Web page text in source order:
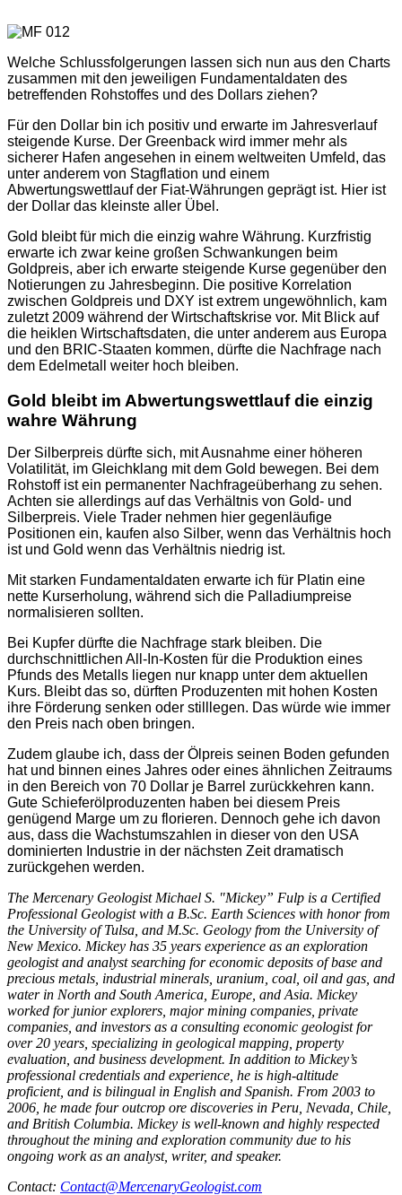
Welche Schlussfolgerungen lassen sich nun aus den Charts
zusammen mit den jeweiligen Fundamentaldaten des
betreffenden Rohstoffes und des Dollars ziehen?
Für den Dollar bin ich positiv und erwarte im Jahresverlauf
steigende Kurse. Der Greenback wird immer mehr als
sicherer Hafen angesehen in einem weltweiten Umfeld, das
unter anderem von Stagflation und einem
Abwertungswettlauf der Fiat-Währungen geprägt ist. Hier ist
der Dollar das kleinste aller Übel.
Gold bleibt für mich die einzig wahre Währung. Kurzfristig
erwarte ich zwar keine großen Schwankungen beim
Goldpreis, aber ich erwarte steigende Kurse gegenüber den
Notierungen zu Jahresbeginn. Die positive Korrelation
zwischen Goldpreis und DXY ist extrem ungewöhnlich, kam
zuletzt 2009 während der Wirtschaftskrise vor. Mit Blick auf
die heiklen Wirtschaftsdaten, die unter anderem aus Europa
und den BRIC-Staaten kommen, dürfte die Nachfrage nach
dem Edelmetall weiter hoch bleiben.
Gold bleibt im Abwertungswettlauf die einzig
wahre Währung
Der Silberpreis dürfte sich, mit Ausnahme einer höheren
Volatilität, im Gleichklang mit dem Gold bewegen. Bei dem
Rohstoff ist ein permanenter Nachfrageüberhang zu sehen.
Achten sie allerdings auf das Verhältnis von Gold- und
Silberpreis. Viele Trader nehmen hier gegenläufige
Positionen ein, kaufen also Silber, wenn das Verhältnis hoch
ist und Gold wenn das Verhältnis niedrig ist.
Mit starken Fundamentaldaten erwarte ich für Platin eine
nette Kurserholung, während sich die Palladiumpreise
normalisieren sollten.
Bei Kupfer dürfte die Nachfrage stark bleiben. Die
durchschnittlichen All-In-Kosten für die Produktion eines
Pfunds des Metalls liegen nur knapp unter dem aktuellen
Kurs. Bleibt das so, dürften Produzenten mit hohen Kosten
ihre Förderung senken oder stilllegen. Das würde wie immer
den Preis nach oben bringen.
Zudem glaube ich, dass der Ölpreis seinen Boden gefunden
hat und binnen eines Jahres oder eines ähnlichen Zeitraums
in den Bereich von 70 Dollar je Barrel zurückkehren kann.
Gute Schieferölproduzenten haben bei diesem Preis
genügend Marge um zu florieren. Dennoch gehe ich davon
aus, dass die Wachstumszahlen in dieser von den USA
dominierten Industrie in der nächsten Zeit dramatisch
zurückgehen werden.
The Mercenary Geologist Michael S. "Mickey” Fulp is a Certified
Professional Geologist with a B.Sc. Earth Sciences with honor from
the University of Tulsa, and M.Sc. Geology from the University of
New Mexico. Mickey has 35 years experience as an exploration
geologist and analyst searching for economic deposits of base and
precious metals, industrial minerals, uranium, coal, oil and gas, and
water in North and South America, Europe, and Asia. Mickey
worked for junior explorers, major mining companies, private
companies, and investors as a consulting economic geologist for
over 20 years, specializing in geological mapping, property
evaluation, and business development. In addition to Mickey’s
professional credentials and experience, he is high-altitude
proficient, and is bilingual in English and Spanish. From 2003 to
2006, he made four outcrop ore discoveries in Peru, Nevada, Chile,
and British Columbia. Mickey is well-known and highly respected
throughout the mining and exploration community due to his
ongoing work as an analyst, writer, and speaker.
Contact: Contact@MercenaryGeologist.com